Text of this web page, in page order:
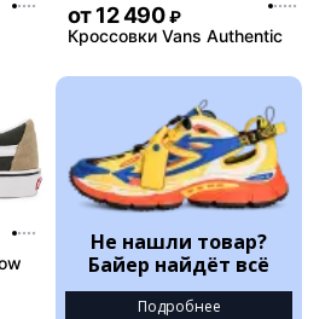
от12 490 ₽
Кроссовки Vans Authentic
Не нашли товар?
Байер найдёт всё
Подробнее